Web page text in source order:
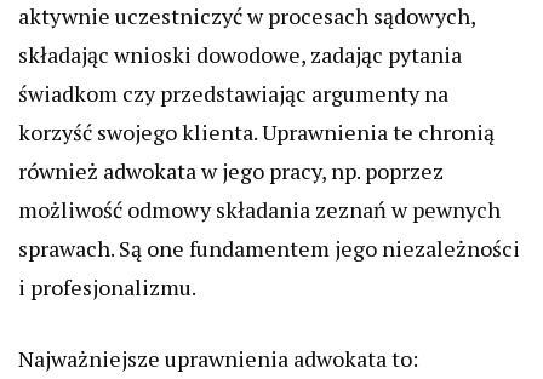
aktywnie uczestniczyć w procesach sądowych,
składając wnioski dowodowe, zadając pytania
świadkom czy przedstawiając argumenty na
korzyść swojego klienta. Uprawnienia te chronią
również adwokata w jego pracy, np. poprzez
możliwość odmowy składania zeznań w pewnych
sprawach. Są one fundamentem jego niezależności
i profesjonalizmu.
Najważniejsze uprawnienia adwokata to: